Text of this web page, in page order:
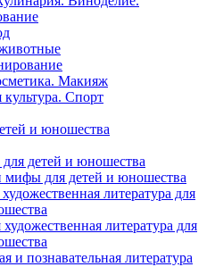
Макияж
культура. Спорт
и юношества
для детей и юношества
мифы для детей и юношества
литература для
литература для
и познавательная литература